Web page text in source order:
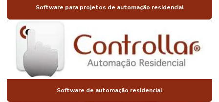
CORTINAS
PERSIANAS
AUTOMAÇÃO
RESIDENCIAL
AUTOMAÇÃO
FECHADURA
Software para projetos de automação residencial
Software de automação residencial